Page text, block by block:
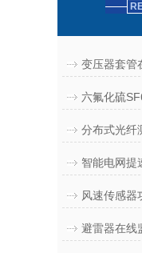
风速传感器
避雷器在线